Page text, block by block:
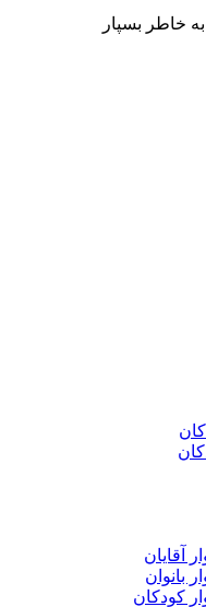
خاطر بسپار
آقایان
بانوان
کودکان